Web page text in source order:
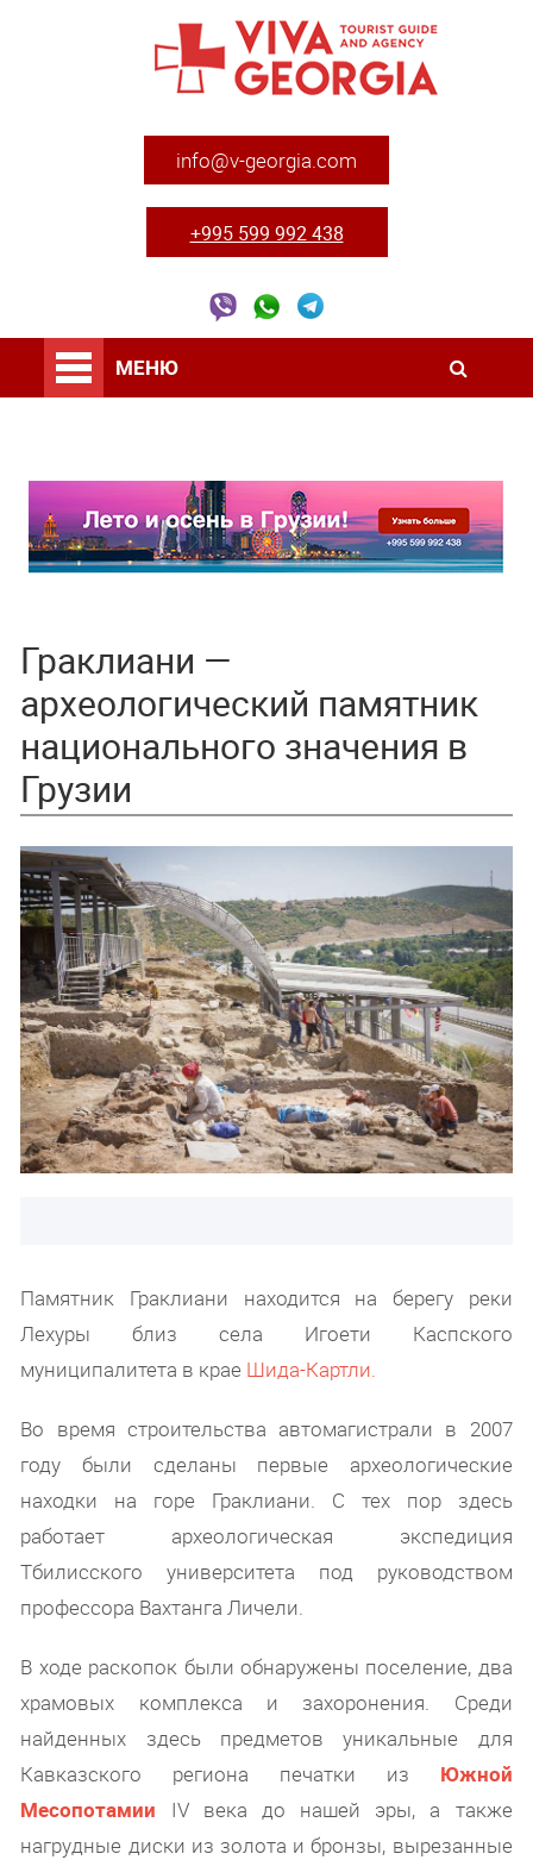
info@v-georgia.com
+995 599 992 438
МЕНЮ
Граклиани —
археологический памятник
национального значения в
Грузии
Памятник Граклиани находится на берегу реки
Лехуры близ села Игоети Каспского
муниципалитета в крае Шида-Картли.
Во время строительства автомагистрали в 2007
году были сделаны первые археологические
находки на горе Граклиани. С тех пор здесь
работает археологическая экспедиция
Тбилисского университета под руководством
профессора Вахтанга Личели.
В ходе раскопок были обнаружены поселение, два
храмовых комплекса и захоронения. Среди
найденных здесь предметов уникальные для
Кавказского региона печатки из Южной
Месопотамии IV века до нашей эры, а также
нагрудные диски из золота и бронзы, вырезанные